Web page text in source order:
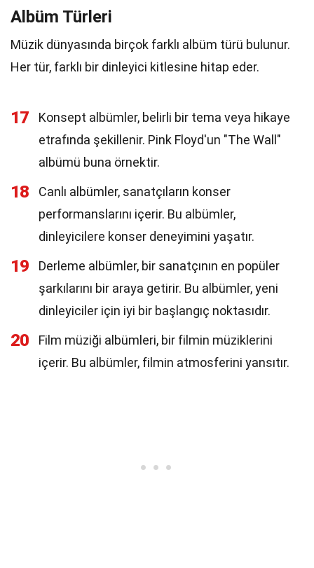
Albüm Türleri
Müzik dünyasında birçok farklı albüm türü bulunur.
Her tür, farklı bir dinleyici kitlesine hitap eder.
17
Konsept albümler, belirli bir tema veya hikaye
etrafında şekillenir. Pink Floyd'un "The Wall"
albümü buna örnektir.
18
Canlı albümler, sanatçıların konser
performanslarını içerir. Bu albümler,
dinleyicilere konser deneyimini yaşatır.
19
Derleme albümler, bir sanatçının en popüler
şarkılarını bir araya getirir. Bu albümler, yeni
dinleyiciler için iyi bir başlangıç noktasıdır.
20
Film müziği albümleri, bir filmin müziklerini
içerir. Bu albümler, filmin atmosferini yansıtır.